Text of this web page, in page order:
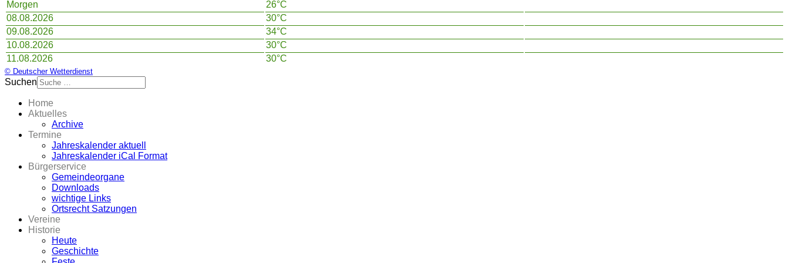
Morgen
26°C
08.08.2026
30°C
09.08.2026
34°C
10.08.2026
30°C
11.08.2026
30°C
© Deutscher Wetterdienst
Suchen
Home
Aktuelles
Archive
Termine
Jahreskalender aktuell
Jahreskalender iCal Format
Bürgerservice
Gemeindeorgane
Downloads
wichtige Links
Ortsrecht Satzungen
Vereine
Historie
Heute
Geschichte